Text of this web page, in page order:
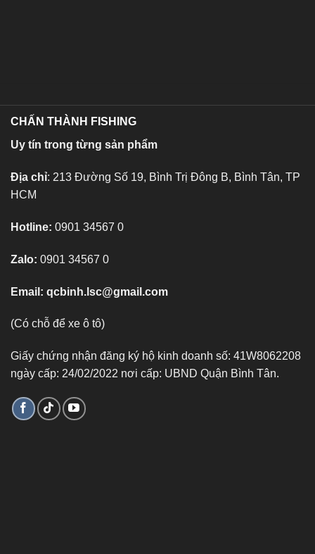
CHẤN THÀNH FISHING
Uy tín trong từng sản phẩm
Địa chỉ: 213 Đường Số 19, Bình Trị Đông B, Bình Tân, TP
HCM
Hotline: 0901 34567 0
Zalo: 0901 34567 0
Email: qcbinh.lsc@gmail.com
(Có chỗ để xe ô tô)
Giấy chứng nhận đăng ký hộ kinh doanh số: 41W8062208
ngày cấp: 24/02/2022 nơi cấp: UBND Quận Bình Tân.